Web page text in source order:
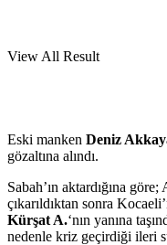
View All Result
Eski manken Deniz
gözaltına alındı.
Sabah’ın aktardığına
çıkarıldıktan sonra
Kürşat A.‘nın yanına
nedenle kriz geçirdiği ileri